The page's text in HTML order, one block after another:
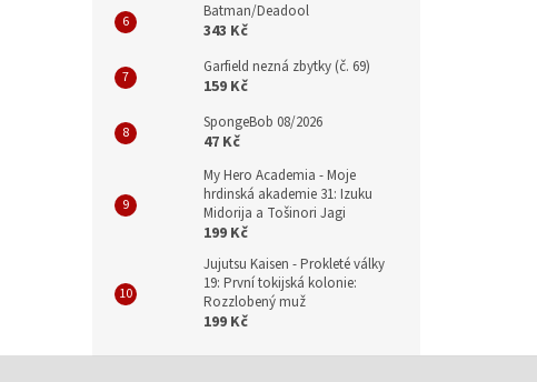
Batman/Deadool
343 Kč
Garfield nezná zbytky (č. 69)
159 Kč
SpongeBob 08/2026
47 Kč
My Hero Academia - Moje
hrdinská akademie 31: Izuku
Midorija a Tošinori Jagi
199 Kč
Jujutsu Kaisen - Prokleté války
19: První tokijská kolonie:
Rozzlobený muž
199 Kč